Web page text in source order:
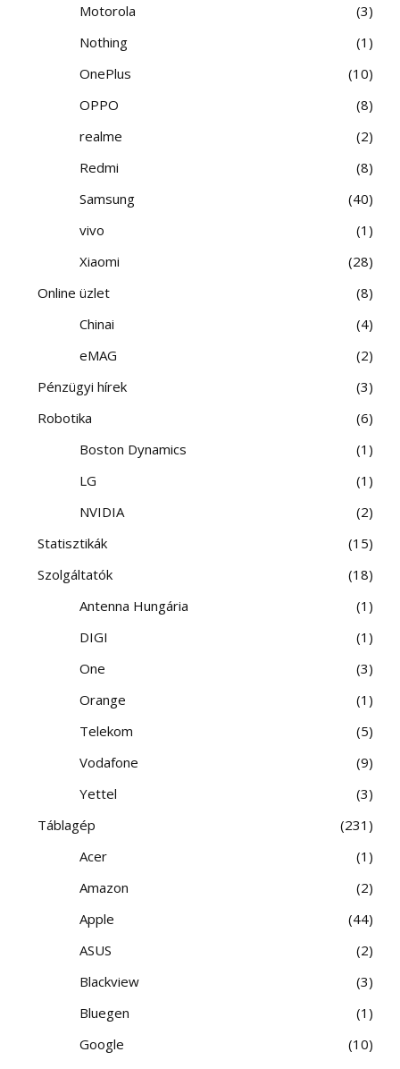
Motorola
3
Nothing
1
OnePlus
10
OPPO
8
realme
2
Redmi
8
Samsung
40
vivo
1
Xiaomi
28
Online üzlet
8
Chinai
4
eMAG
2
Pénzügyi hírek
3
Robotika
6
Boston Dynamics
1
LG
1
NVIDIA
2
Statisztikák
15
Szolgáltatók
18
Antenna Hungária
1
DIGI
1
One
3
Orange
1
Telekom
5
Vodafone
9
Yettel
3
Táblagép
231
Acer
1
Amazon
2
Apple
44
ASUS
2
Blackview
3
Bluegen
1
Google
10